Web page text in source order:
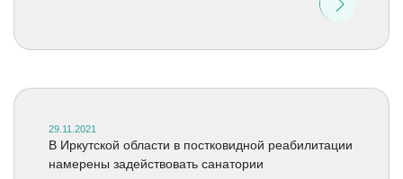
29.11.2021
В Иркутской области в постковидной реабилитации
намерены задействовать санатории